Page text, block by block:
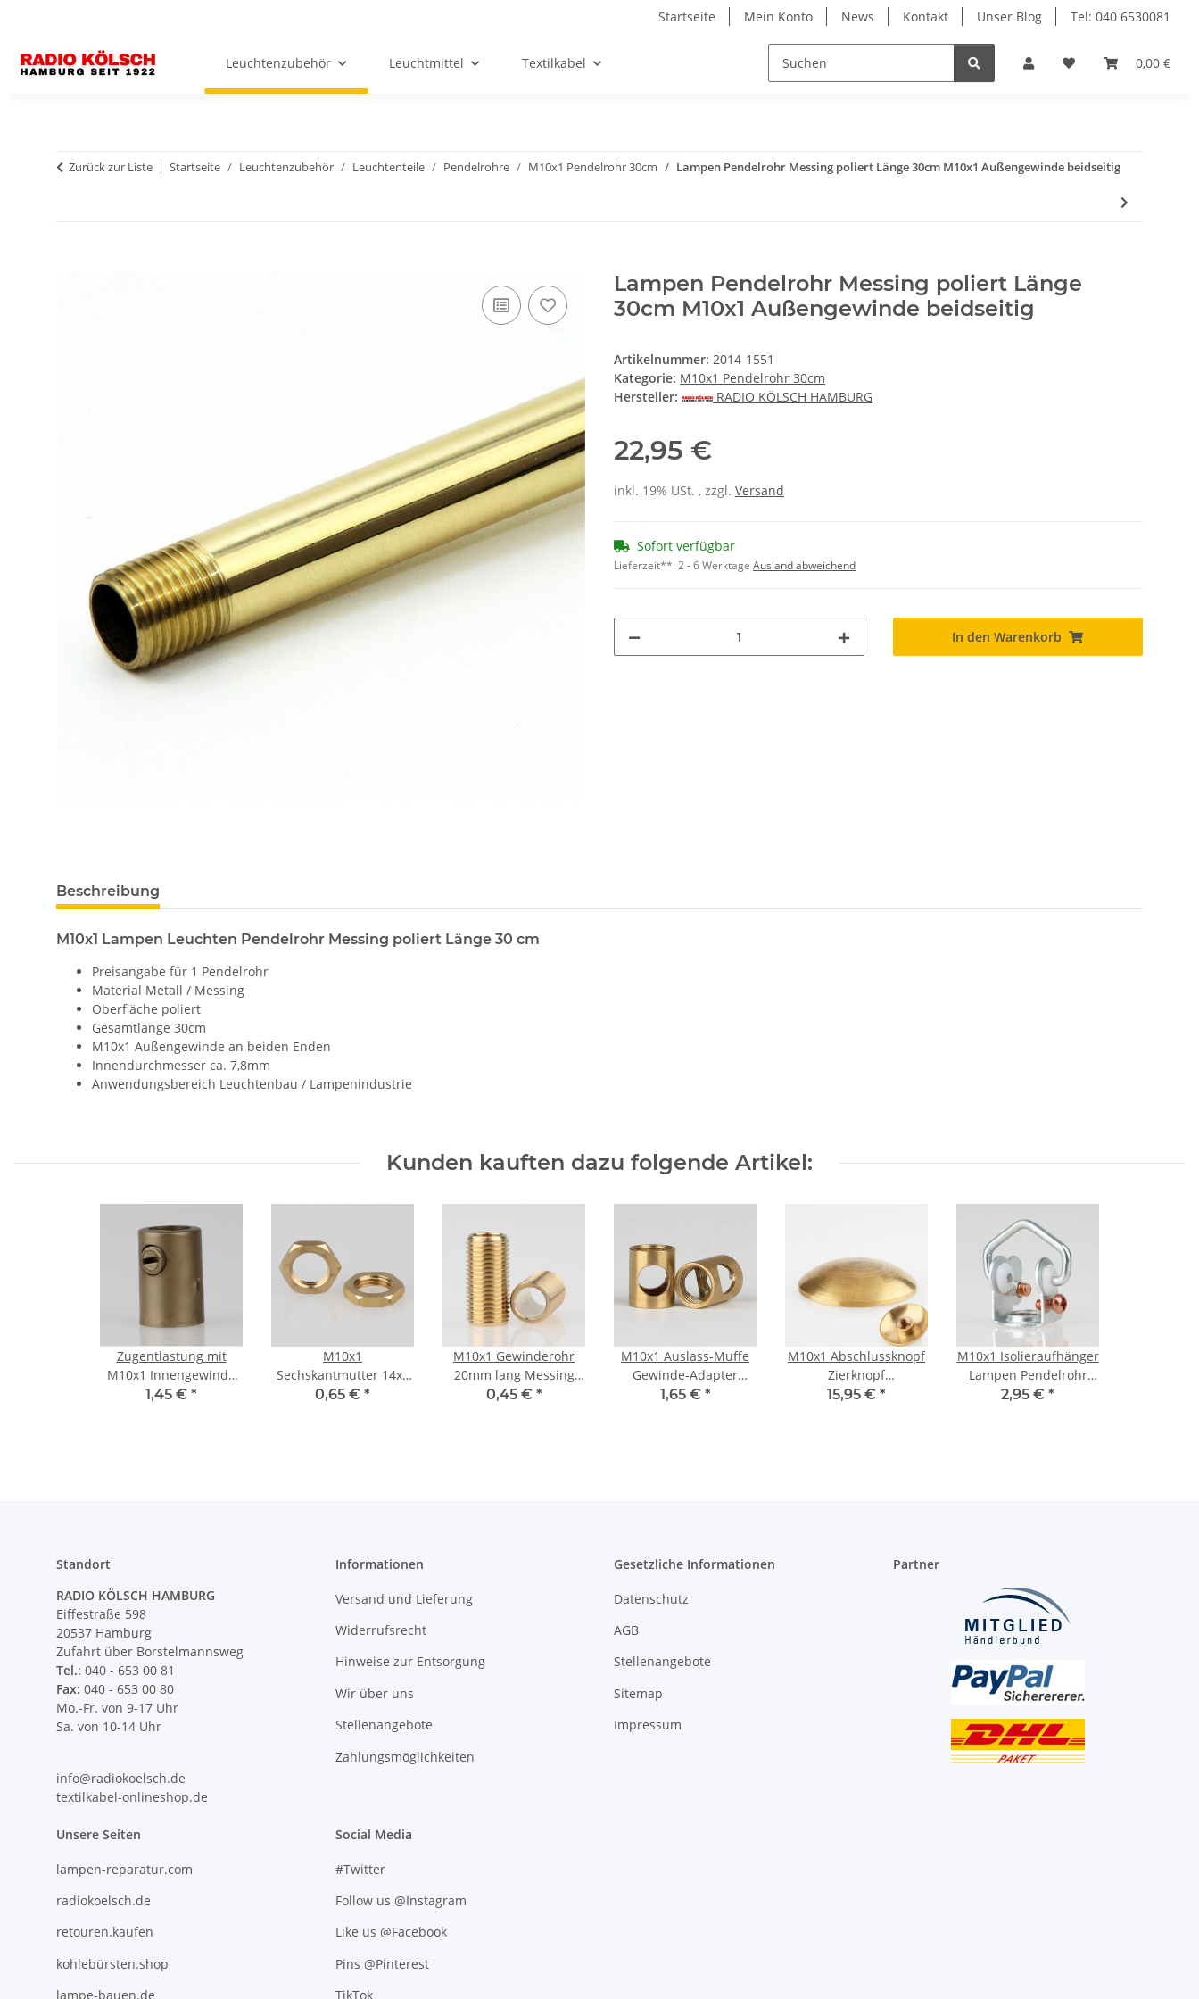
Startseite Mein Konto News Kontakt Unser Blog Tel: 040 6530081
0,00 €
Leuchtenzubehör Leuchtmittel Textilkabel
Zurück zur Liste Startseite Leuchtenzubehör Leuchtenteile Pendelrohre M10x1 Pendelrohr 30cm Lampen Pendelrohr Messing poliert Länge 30cm M10x1 Außengewinde beidseitig
Lampen Pendelrohr Messing poliert Länge
30cm M10x1 Außengewinde beidseitig
Artikelnummer: 2014-1551
Kategorie: M10x1 Pendelrohr 30cm
Hersteller:
RADIO KÖLSCH HAMBURG
22,95 €
inkl. 19% USt. , zzgl. Versand
Sofort verfügbar
Lieferzeit**:2 - 6 Werktage Ausland abweichend
In den Warenkorb
Beschreibung
M10x1 Lampen Leuchten Pendelrohr Messing poliert Länge 30 cm
Preisangabe für 1 Pendelrohr
Material Metall / Messing
Oberfläche poliert
Gesamtlänge 30cm
M10x1 Außengewinde an beiden Enden
Innendurchmesser ca. 7,8mm
Anwendungsbereich Leuchtenbau / Lampenindustrie
Kunden kauften dazu folgende Artikel:
Zugentlastung mit
M10x1 Innengewinde
für Kabel 13x19mm
1,45 € *
M10x1
Sechskantmutter 14x3
Metall Messing roh
0,65 € *
M10x1 Gewinderohr
20mm lang Messing
roh für Lampen und
0,45 € *
M10x1 Auslass-Muffe
Gewinde-Adapter
12x15mm Messing 2
1,65 € *
M10x1 Abschlussknopf
Zierknopf
Halbrundknopf
15,95 € *
M10x1 Isolieraufhänger
Lampen Pendelrohr
Aufhänger beweglicher
2,95 € *
Standort
RADIO KÖLSCH HAMBURG
Eiffestraße 598
20537 Hamburg
Zufahrt über Borstelmannsweg
Tel.: 040 - 653 00 81
Fax: 040 - 653 00 80
Mo.-Fr. von 9-17 Uhr
Sa. von 10-14 Uhr
info@radiokoelsch.de
textilkabel-onlineshop.de
Informationen
Versand und Lieferung
Widerrufsrecht
Hinweise zur Entsorgung
Wir über uns
Stellenangebote
Zahlungsmöglichkeiten
Gesetzliche Informationen
Datenschutz
AGB
Stellenangebote
Sitemap
Impressum
Partner
Unsere Seiten
lampen-reparatur.com
radiokoelsch.de
retouren.kaufen
kohlebürsten.shop
lampe-bauen.de
Social Media
#Twitter
Follow us @Instagram
Like us @Facebook
Pins @Pinterest
TikTok